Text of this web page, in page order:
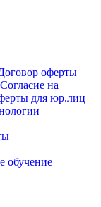
оферты
Согласие на
для юр.лиц
обучение